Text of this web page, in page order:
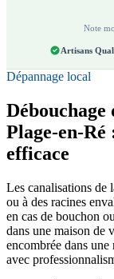
Note
Artisans
Dépannage local
Plage-en-
efficace
Les canalisations de
ou à des racines
en cas de bouchon
dans une maison de
encombrée dans
avec